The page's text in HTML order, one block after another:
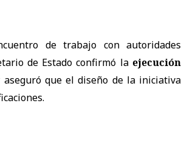
de trabajo con autoridades
de Estado confirmó la ejecución
aseguró que el diseño de la iniciativa